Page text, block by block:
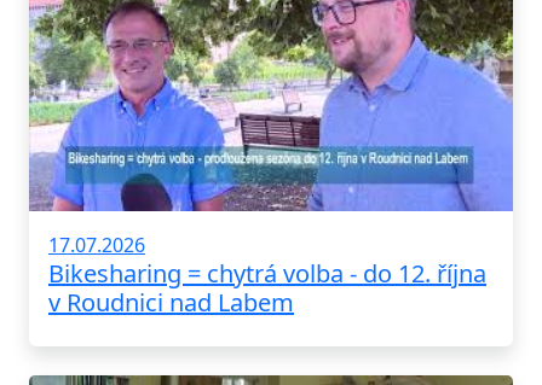
17.07.2026
Bikesharing = chytrá volba - do 12. října
v Roudnici nad Labem